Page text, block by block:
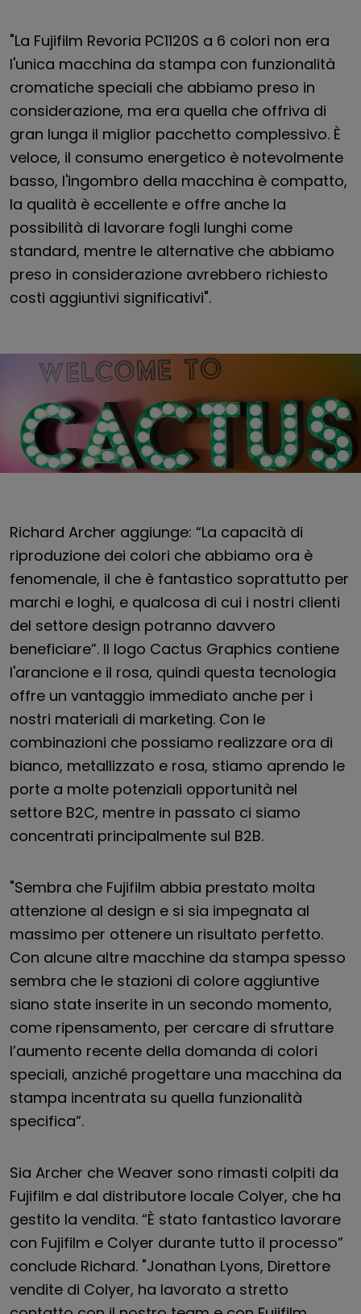
"La Fujifilm Revoria PC1120S a 6 colori non era
l'unica macchina da stampa con funzionalità
cromatiche speciali che abbiamo preso in
considerazione, ma era quella che offriva di
gran lunga il miglior pacchetto complessivo. È
veloce, il consumo energetico è notevolmente
basso, l'ingombro della macchina è compatto,
la qualità è eccellente e offre anche la
possibilità di lavorare fogli lunghi come
standard, mentre le alternative che abbiamo
preso in considerazione avrebbero richiesto
costi aggiuntivi significativi".
Richard Archer aggiunge: “La capacità di
riproduzione dei colori che abbiamo ora è
fenomenale, il che è fantastico soprattutto per
marchi e loghi, e qualcosa di cui i nostri clienti
del settore design potranno davvero
beneficiare”. Il logo Cactus Graphics contiene
l'arancione e il rosa, quindi questa tecnologia
offre un vantaggio immediato anche per i
nostri materiali di marketing. Con le
combinazioni che possiamo realizzare ora di
bianco, metallizzato e rosa, stiamo aprendo le
porte a molte potenziali opportunità nel
settore B2C, mentre in passato ci siamo
concentrati principalmente sul B2B.
"Sembra che Fujifilm abbia prestato molta
attenzione al design e si sia impegnata al
massimo per ottenere un risultato perfetto.
Con alcune altre macchine da stampa spesso
sembra che le stazioni di colore aggiuntive
siano state inserite in un secondo momento,
come ripensamento, per cercare di sfruttare
l’aumento recente della domanda di colori
speciali, anziché progettare una macchina da
stampa incentrata su quella funzionalità
specifica”.
Sia Archer che Weaver sono rimasti colpiti da
Fujifilm e dal distributore locale Colyer, che ha
gestito la vendita. “È stato fantastico lavorare
con Fujifilm e Colyer durante tutto il processo”
conclude Richard. "Jonathan Lyons, Direttore
vendite di Colyer, ha lavorato a stretto